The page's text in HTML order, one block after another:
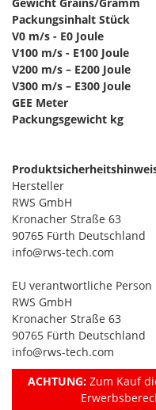
Packungsinhalt Stück
V0 m/s - E0 Joule
V100 m/s - E100 Joule
V200 m/s – E200 Joule
V300 m/s – E300 Joule
GEE Meter
Packungsgewicht kg
Hersteller
RWS GmbH
Kronacher Straße 63
90765 Fürth Deutschland
info@rws-tech.com
EU verantwortliche Person
RWS GmbH
Kronacher Straße 63
90765 Fürth Deutschland
info@rws-tech.com
ACHTUNG:Zum Kauf